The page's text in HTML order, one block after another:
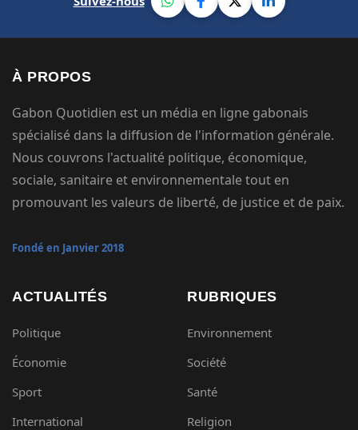
À PROPOS
Gabon Quotidien est un média en ligne gabonais
spécialisé dans la diffusion de l'information générale.
Nous couvrons l'actualité politique, économique,
sociale, sanitaire et environnementale tout en
promouvant les valeurs de liberté, de justice et de paix.
Fondé en Janvier 2018
ACTUALITÉS
Politique
Économie
Sport
International
RUBRIQUES
Environnement
Société
Santé
Religion